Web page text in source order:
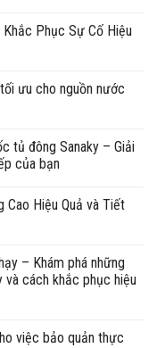
Phục Sự Cố Hiệu
ưu cho nguồn nước
tủ đông Sanaky – Giải
của bạn
Cao Hiệu Quả và Tiết
– Khám phá những
và cách khắc phục hiệu
việc bảo quản thực